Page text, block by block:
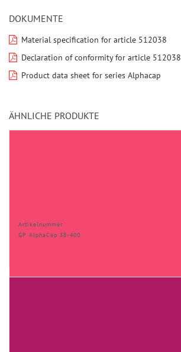
DOKUMENTE
Material specification for article 512038
Declaration of conformity for article 512038
Product data sheet for series Alphacap
ÄHNLICHE PRODUKTE
Artikelnummer
GP AlphaCap 38-400